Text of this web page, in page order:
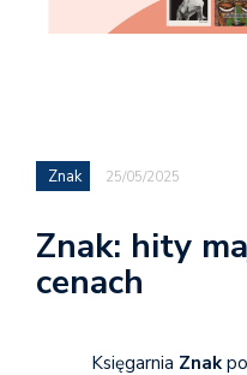
Znak 25/05/2025
Znak: hity
cenach
Księgarnia Znak